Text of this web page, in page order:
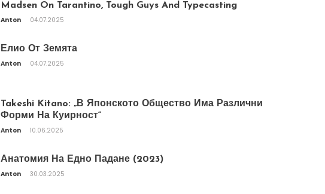
Madsen On Tarantino, Tough Guys And Typecasting
Anton 04.07.2025
Елио От Земята
Anton 04.07.2025
Takeshi Kitano: „В Японското Общество Има Различни
Форми На Куирност“
Anton 10.06.2025
Анатомия На Едно Падане (2023)
Anton 30.03.2025